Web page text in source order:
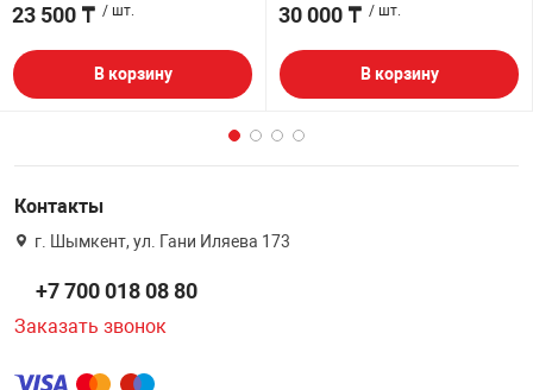
23 500 ₸ / шт.
В корзину
30 000 ₸ / шт.
В корзину
Контакты
г. Шымкент, ул. Гани Иляева 173
+7 700 018 08 80
Заказать звонок